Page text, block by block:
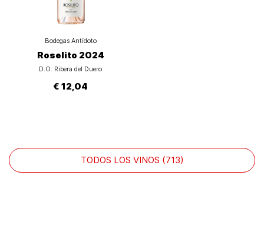
Bodegas Antídoto
Roselito 2024
D.O. Ribera del Duero
€ 12,04
TODOS LOS VINOS (713)